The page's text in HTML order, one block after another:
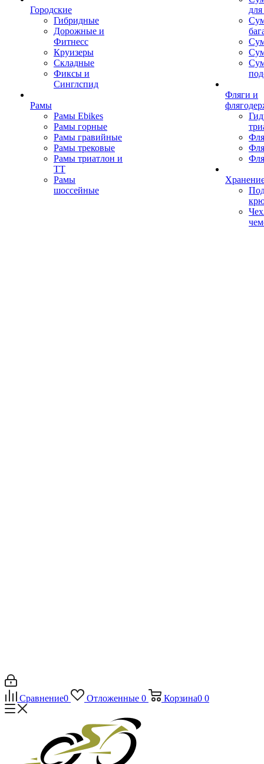
Городские
Гибридные
Дорожные и
Фитнесс
Круизеры
Складные
Фиксы и
Синглспид
Рамы
Рамы Ebikes
Рамы горные
Рамы гравийные
Рамы трековые
Рамы триатлон и
ТТ
Рамы
шоссейные
Фляги и
Сравнение0 Отложенные 0 Корзина0 0